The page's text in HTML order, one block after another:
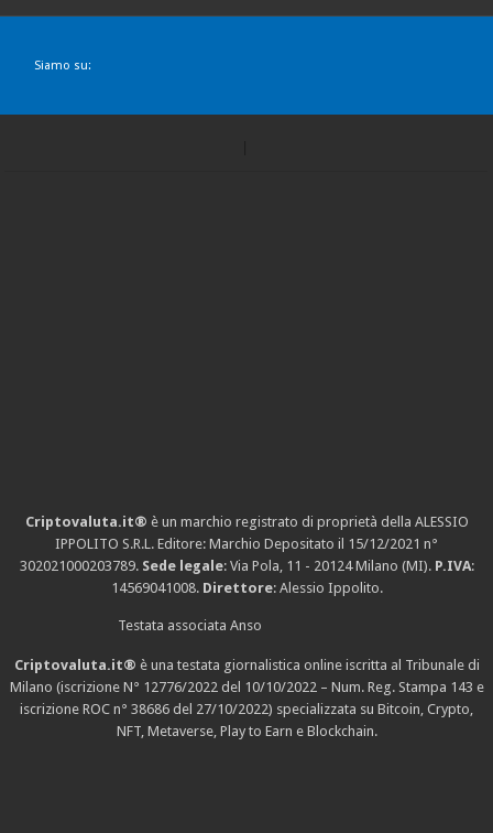
Siamo su:
Criptovaluta.it® è un marchio registrato di proprietà della ALESSIO
IPPOLITO S.R.L. Editore: Marchio Depositato il 15/12/2021 n°
302021000203789. Sede legale: Via Pola, 11 - 20124 Milano (MI). P.IVA:
14569041008. Direttore: Alessio Ippolito.
Testata associata Anso
Criptovaluta.it® è una testata giornalistica online iscritta al Tribunale di
Milano (iscrizione N° 12776/2022 del 10/10/2022 – Num. Reg. Stampa 143 e
iscrizione ROC n° 38686 del 27/10/2022) specializzata su Bitcoin, Crypto,
NFT, Metaverse, Play to Earn e Blockchain.